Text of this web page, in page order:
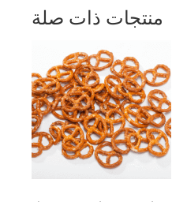
منتجات ذات صلة